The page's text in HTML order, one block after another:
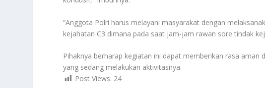
“Anggota Polri harus melayani masyarakat dengan
kejahatan C3 dimana pada saat jam-jam rawan sore tindak
Pihaknya berharap kegiatan ini dapat memberikan rasa
yang sedang melakukan aktivitasnya.
Post Views: 24